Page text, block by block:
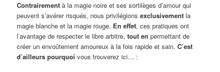
Contrairement à la magie noire et ses sortilèges d’amour qui
peuvent s’avérer risqués, nous privilégionsexclusivement la
magie blanche et la magie rouge. En effet, ces pratiques ont
l’avantage de respecter le libre arbitre,tout en permettant de
créer un envoûtement amoureux à la fois rapide et sain.C’est
d’ailleurs pourquoi vous trouverez ici… :